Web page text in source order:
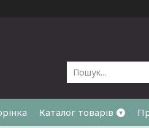
Каталог товарів